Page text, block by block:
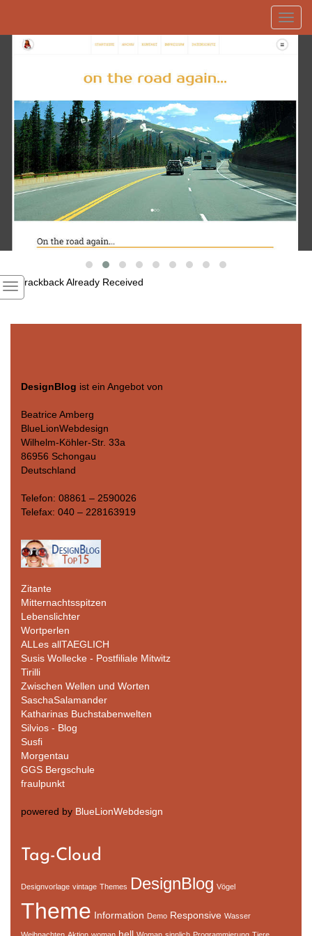
1 Trackback Already Received
DesignBlog ist ein Angebot von
Beatrice Amberg
BlueLionWebdesign
Wilhelm-Köhler-Str. 33a
86956 Schongau
Deutschland
Telefon: 08861 – 2590026
Telefax: 040 – 228163919
Zitante
Mitternachtsspitzen
Lebenslichter
Wortperlen
ALLes allTAEGLICH
Susis Wollecke - Postfiliale Mitwitz
Tirilli
Zwischen Wellen und Worten
SaschaSalamander
Katharinas Buchstabenwelten
Silvios - Blog
Susfi
Morgentau
GGS Bergschule
fraulpunkt
powered by BlueLionWebdesign
Tag-Cloud
Designvorlage vintage Themes DesignBlog Vögel
Theme Information Demo Responsive Wasser
hell